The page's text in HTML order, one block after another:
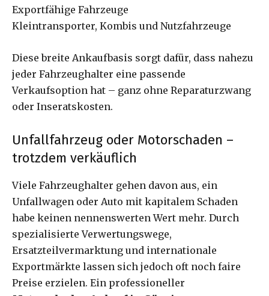
Exportfähige Fahrzeuge
Kleintransporter, Kombis und Nutzfahrzeuge
Diese breite Ankaufbasis sorgt dafür, dass nahezu
jeder Fahrzeughalter eine passende
Verkaufsoption hat – ganz ohne Reparaturzwang
oder Inseratskosten.
Unfallfahrzeug oder Motorschaden –
trotzdem verkäuflich
Viele Fahrzeughalter gehen davon aus, ein
Unfallwagen oder Auto mit kapitalem Schaden
habe keinen nennenswerten Wert mehr. Durch
spezialisierte Verwertungswege,
Ersatzteilvermarktung und internationale
Exportmärkte lassen sich jedoch oft noch faire
Preise erzielen. Ein professioneller